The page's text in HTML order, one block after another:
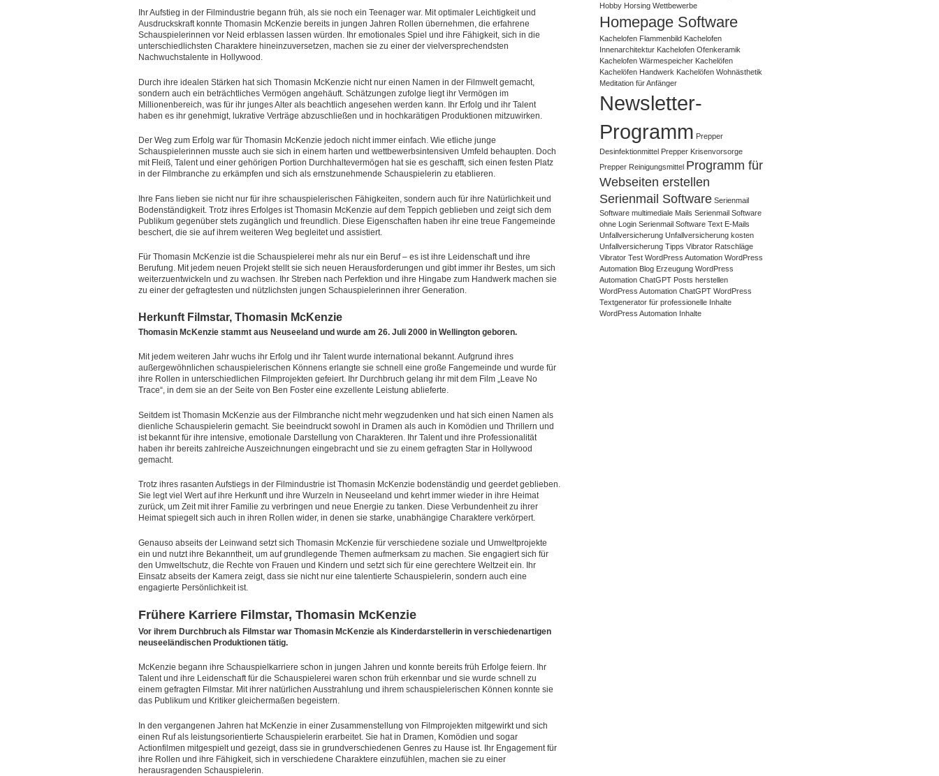
Ihr Aufstieg in der Filmindustrie begann früh, als sie noch ein Teenager war. Mit optimaler Leichtigkeit und
Ausdruckskraft konnte Thomasin McKenzie bereits in jungen Jahren Rollen übernehmen, die erfahrene
Schauspielerinnen vor Neid erblassen lassen würden. Ihr emotionales Spiel und ihre Fähigkeit, sich in die
unterschiedlichsten Charaktere hineinzuversetzen, machen sie zu einer der vielversprechendsten
Nachwuchstalente in Hollywood.
Durch ihre idealen Stärken hat sich Thomasin McKenzie nicht nur einen Namen in der Filmwelt gemacht,
sondern auch ein beträchtliches Vermögen angehäuft. Schätzungen zufolge liegt ihr Vermögen im
Millionenbereich, was für ihr junges Alter als beachtlich angesehen werden kann. Ihr Erfolg und ihr Talent
haben es ihr genehmigt, lukrative Verträge abzuschließen und in hochkarätigen Produktionen mitzuwirken.
Der Weg zum Erfolg war für Thomasin McKenzie jedoch nicht immer einfach. Wie etliche junge
Schauspielerinnen musste auch sie sich in einem harten und wettbewerbsintensiven Umfeld behaupten. Doch
mit Fleiß, Talent und einer gehörigen Portion Durchhaltevermögen hat sie es geschafft, sich einen festen Platz
in der Filmbranche zu erkämpfen und sich als ernstzunehmende Schauspielerin zu etablieren.
Ihre Fans lieben sie nicht nur für ihre schauspielerischen Fähigkeiten, sondern auch für ihre Natürlichkeit und
Bodenständigkeit. Trotz ihres Erfolges ist Thomasin McKenzie auf dem Teppich geblieben und zeigt sich dem
Publikum gegenüber stets zugänglich und freundlich. Diese Eigenschaften haben ihr eine treue Fangemeinde
beschert, die sie auf ihrem weiteren Weg begleitet und assistiert.
Für Thomasin McKenzie ist die Schauspielerei mehr als nur ein Beruf – es ist ihre Leidenschaft und ihre
Berufung. Mit jedem neuen Projekt stellt sie sich neuen Herausforderungen und gibt immer ihr Bestes, um sich
weiterzuentwickeln und zu wachsen. Ihr Streben nach Perfektion und ihre Hingabe zum Handwerk machen sie
zu einer der gefragtesten und nützlichsten jungen Schauspielerinnen ihrer Generation.
Herkunft Filmstar, Thomasin McKenzie
Thomasin McKenzie stammt aus Neuseeland und wurde am 26. Juli 2000 in Wellington geboren.
Mit jedem weiteren Jahr wuchs ihr Erfolg und ihr Talent wurde international bekannt. Aufgrund ihres
außergewöhnlichen schauspielerischen Könnens erlangte sie schnell eine große Fangemeinde und wurde für
ihre Rollen in unterschiedlichen Filmprojekten gefeiert. Ihr Durchbruch gelang ihr mit dem Film „Leave No
Trace“, in dem sie an der Seite von Ben Foster eine exzellente Leistung ablieferte.
Seitdem ist Thomasin McKenzie aus der Filmbranche nicht mehr wegzudenken und hat sich einen Namen als
dienliche Schauspielerin gemacht. Sie beeindruckt sowohl in Dramen als auch in Komödien und Thrillern und
ist bekannt für ihre intensive, emotionale Darstellung von Charakteren. Ihr Talent und ihre Professionalität
haben ihr bereits zahlreiche Auszeichnungen eingebracht und sie zu einem gefragten Star in Hollywood
gemacht.
Trotz ihres rasanten Aufstiegs in der Filmindustrie ist Thomasin McKenzie bodenständig und geerdet geblieben.
Sie legt viel Wert auf ihre Herkunft und ihre Wurzeln in Neuseeland und kehrt immer wieder in ihre Heimat
zurück, um Zeit mit ihrer Familie zu verbringen und neue Energie zu tanken. Diese Verbundenheit zu ihrer
Heimat spiegelt sich auch in ihren Rollen wider, in denen sie starke, unabhängige Charaktere verkörpert.
Genauso abseits der Leinwand setzt sich Thomasin McKenzie für verschiedene soziale und Umweltprojekte
ein und nutzt ihre Bekanntheit, um auf grundlegende Themen aufmerksam zu machen. Sie engagiert sich für
den Umweltschutz, die Rechte von Frauen und Kindern und setzt sich für eine gerechtere Weltzeit ein. Ihr
Einsatz abseits der Kamera zeigt, dass sie nicht nur eine talentierte Schauspielerin, sondern auch eine
engagierte Persönlichkeit ist.
Frühere Karriere Filmstar, Thomasin McKenzie
Vor ihrem Durchbruch als Filmstar war Thomasin McKenzie als Kinderdarstellerin in verschiedenartigen
neuseeländischen Produktionen tätig.
McKenzie begann ihre Schauspielkarriere schon in jungen Jahren und konnte bereits früh Erfolge feiern. Ihr
Talent und ihre Leidenschaft für die Schauspielerei waren schon früh erkennbar und sie wurde schnell zu
einem gefragten Filmstar. Mit ihrer natürlichen Ausstrahlung und ihrem schauspielerischen Können konnte sie
das Publikum und Kritiker gleichermaßen begeistern.
In den vergangenen Jahren hat McKenzie in einer Zusammenstellung von Filmprojekten mitgewirkt und sich
einen Ruf als leistungsorientierte Schauspielerin erarbeitet. Sie hat in Dramen, Komödien und sogar
Actionfilmen mitgespielt und gezeigt, dass sie in grundverschiedenen Genres zu Hause ist. Ihr Engagement für
ihre Rollen und ihre Fähigkeit, sich in verschiedene Charaktere einzufühlen, machen sie zu einer
herausragenden Schauspielerin.
Hobby Horsing Wettbewerbe
Homepage Software
Kachelofen Flammenbild Kachelofen
Innenarchitektur Kachelofen Ofenkeramik
Kachelofen Wärmespeicher Kachelöfen
Kachelöfen Handwerk Kachelöfen Wohnästhetik
Meditation für Anfänger
Newsletter-
Programm Prepper
Desinfektionmittel Prepper Krisenvorsorge
Prepper Reinigungsmittel Programm für
Webseiten erstellen
Serienmail Software Serienmail
Software multimediale Mails Serienmail Software
ohne Login Serienmail Software Text E-Mails
Unfallversicherung Unfallversicherung kosten
Unfallversicherung Tipps Vibrator Ratschläge
Vibrator Test WordPress Automation WordPress
Automation Blog Erzeugung WordPress
Automation ChatGPT Posts herstellen
WordPress Automation ChatGPT WordPress
Textgenerator für professionelle Inhalte
WordPress Automation Inhalte